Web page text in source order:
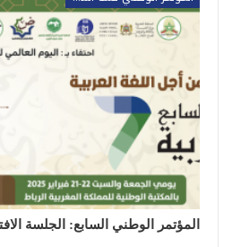
المؤتمر الوطني السابع: الجلسة